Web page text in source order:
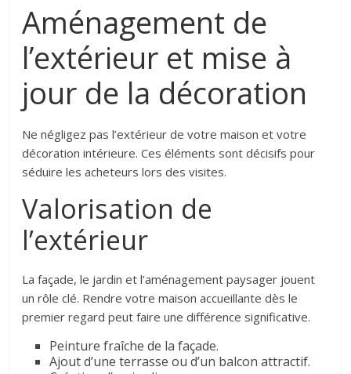
Aménagement de
l’extérieur et mise à
jour de la décoration
Ne négligez pas l’extérieur de votre maison et votre
décoration intérieure. Ces éléments sont décisifs pour
séduire les acheteurs lors des visites.
Valorisation de
l’extérieur
La façade, le jardin et l’aménagement paysager jouent
un rôle clé. Rendre votre maison accueillante dès le
premier regard peut faire une différence significative.
Peinture fraîche de la façade.
Ajout d’une terrasse ou d’un balcon attractif.